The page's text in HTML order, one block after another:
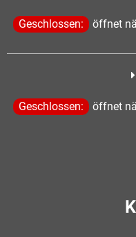
Klicken, um weitere
Geschlossen: öffnet
Klicken, um weitere
Geschlossen: öffnet